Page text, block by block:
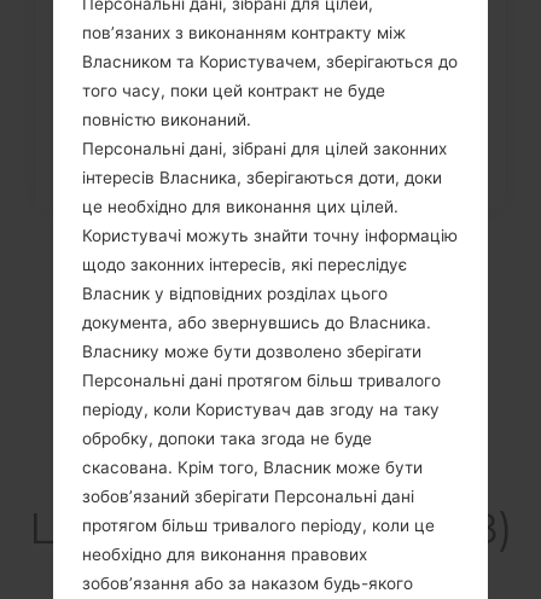
Як видалити усі дані з телефону
через меню на LG Intuition,...
Відео
LGD320F8(LGD320F8)
akaLG L70
пов’язаних з виконанням контракту між
Власником та Користувачем, зберігаються до
того часу, поки цей контракт не буде
повністю виконаний.
Персональні дані, зібрані для цілей законних
інтересів Власника, зберігаються доти, доки
це необхідно для виконання цих цілей.
Користувачі можуть знайти точну інформацію
щодо законних інтересів, які переслідує
Власник у відповідних розділах цього
документа, або звернувшись до Власника.
Власнику може бути дозволено зберігати
Персональні дані протягом більш тривалого
періоду, коли Користувач дав згоду на таку
обробку, допоки така згода не буде
скасована. Крім того, Власник може бути
зобов’язаний зберігати Персональні дані
протягом більш тривалого періоду, коли це
необхідно для виконання правових
зобов’язання або за наказом будь-якого